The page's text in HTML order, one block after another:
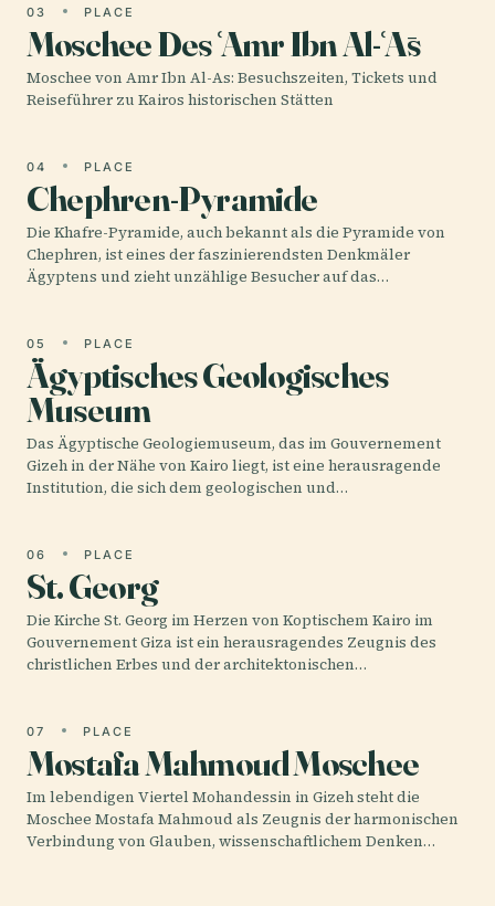
03 PLACE
Moschee Des ʿAmr Ibn Al-ʿĀs
Moschee von Amr Ibn Al-As: Besuchszeiten, Tickets und
Reiseführer zu Kairos historischen Stätten
04 PLACE
Chephren-Pyramide
Die Khafre-Pyramide, auch bekannt als die Pyramide von
Chephren, ist eines der faszinierendsten Denkmäler
Ägyptens und zieht unzählige Besucher auf das…
05 PLACE
Ägyptisches Geologisches
Museum
Das Ägyptische Geologiemuseum, das im Gouvernement
Gizeh in der Nähe von Kairo liegt, ist eine herausragende
Institution, die sich dem geologischen und…
06 PLACE
St. Georg
Die Kirche St. Georg im Herzen von Koptischem Kairo im
Gouvernement Giza ist ein herausragendes Zeugnis des
christlichen Erbes und der architektonischen…
07 PLACE
Mostafa Mahmoud Moschee
Im lebendigen Viertel Mohandessin in Gizeh steht die
Moschee Mostafa Mahmoud als Zeugnis der harmonischen
Verbindung von Glauben, wissenschaftlichem Denken…